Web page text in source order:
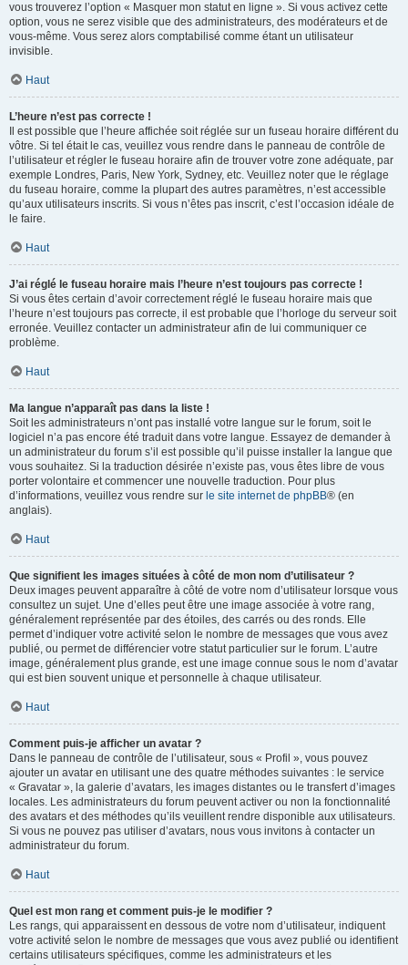
vous trouverez l’option « Masquer mon statut en ligne ». Si vous activez cette
option, vous ne serez visible que des administrateurs, des modérateurs et de
vous-même. Vous serez alors comptabilisé comme étant un utilisateur
invisible.
Haut
L’heure n’est pas correcte !
Il est possible que l’heure affichée soit réglée sur un fuseau horaire différent du
vôtre. Si tel était le cas, veuillez vous rendre dans le panneau de contrôle de
l’utilisateur et régler le fuseau horaire afin de trouver votre zone adéquate, par
exemple Londres, Paris, New York, Sydney, etc. Veuillez noter que le réglage
du fuseau horaire, comme la plupart des autres paramètres, n’est accessible
qu’aux utilisateurs inscrits. Si vous n’êtes pas inscrit, c’est l’occasion idéale de
le faire.
Haut
J’ai réglé le fuseau horaire mais l’heure n’est toujours pas correcte !
Si vous êtes certain d’avoir correctement réglé le fuseau horaire mais que
l’heure n’est toujours pas correcte, il est probable que l’horloge du serveur soit
erronée. Veuillez contacter un administrateur afin de lui communiquer ce
problème.
Haut
Ma langue n’apparaît pas dans la liste !
Soit les administrateurs n’ont pas installé votre langue sur le forum, soit le
logiciel n’a pas encore été traduit dans votre langue. Essayez de demander à
un administrateur du forum s’il est possible qu’il puisse installer la langue que
vous souhaitez. Si la traduction désirée n’existe pas, vous êtes libre de vous
porter volontaire et commencer une nouvelle traduction. Pour plus
d’informations, veuillez vous rendre sur le site internet de phpBB® (en
anglais).
Haut
Que signifient les images situées à côté de mon nom d’utilisateur ?
Deux images peuvent apparaître à côté de votre nom d’utilisateur lorsque vous
consultez un sujet. Une d’elles peut être une image associée à votre rang,
généralement représentée par des étoiles, des carrés ou des ronds. Elle
permet d’indiquer votre activité selon le nombre de messages que vous avez
publié, ou permet de différencier votre statut particulier sur le forum. L’autre
image, généralement plus grande, est une image connue sous le nom d’avatar
qui est bien souvent unique et personnelle à chaque utilisateur.
Haut
Comment puis-je afficher un avatar ?
Dans le panneau de contrôle de l’utilisateur, sous « Profil », vous pouvez
ajouter un avatar en utilisant une des quatre méthodes suivantes : le service
« Gravatar », la galerie d’avatars, les images distantes ou le transfert d’images
locales. Les administrateurs du forum peuvent activer ou non la fonctionnalité
des avatars et des méthodes qu’ils veuillent rendre disponible aux utilisateurs.
Si vous ne pouvez pas utiliser d’avatars, nous vous invitons à contacter un
administrateur du forum.
Haut
Quel est mon rang et comment puis-je le modifier ?
Les rangs, qui apparaissent en dessous de votre nom d’utilisateur, indiquent
votre activité selon le nombre de messages que vous avez publié ou identifient
certains utilisateurs spécifiques, comme les administrateurs et les